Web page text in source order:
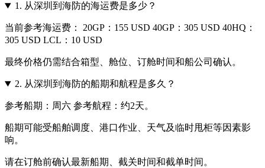
1. 从深圳到海防的海运费是多少？
当前参考海运费： 20GP：155 USD 40GP：305 USD 40HQ：
305 USD LCL：10 USD
最终价格仍需结合箱型、舱位、订舱时间和船公司确认。
2. 从深圳到海防的船期和航程是多久？
参考船期：周六 参考航程：约2天。
船期可能受船舶调度、港口作业、天气及临时甩柜等因素影
响。
请在订舱前确认最新船期、截关时间和截单时间。